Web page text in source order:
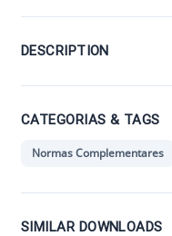
DESCRIPTION
CATEGORIAS & TAGS
Normas Complementares
SIMILAR DOWNLOADS